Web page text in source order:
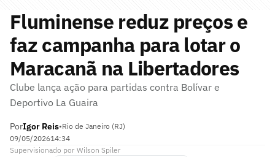
Fluminense reduz preços e
faz campanha para lotar o
Maracanã na Libertadores
Clube lança ação para partidas contra Bolívar e
Deportivo La Guaira
PorIgor Reis•Rio de Janeiro (RJ)
09/05/202614:34
Supervisionado por Wilson Spiler